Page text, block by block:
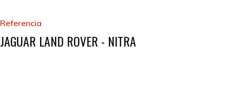
Referencia
JAGUAR LAND ROVER - NITRA